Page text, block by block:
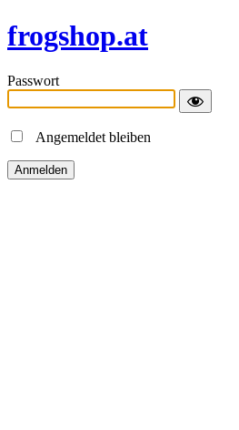
frogshop.at
Passwort
Angemeldet bleiben